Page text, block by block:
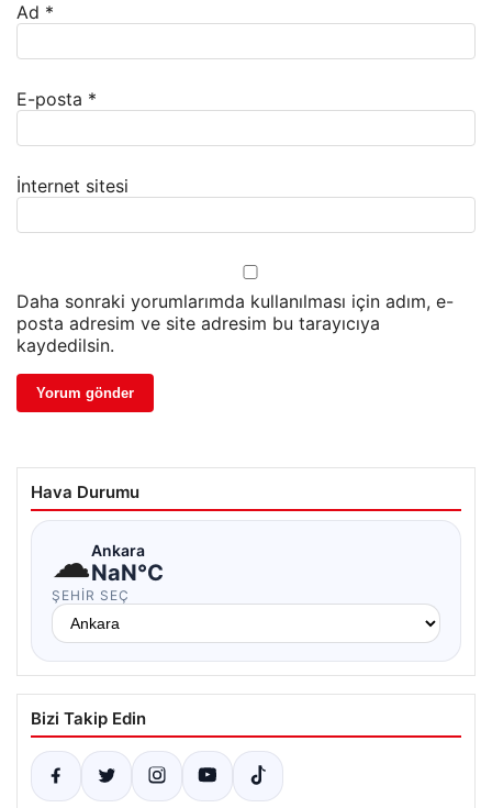
Ad *
E-posta *
İnternet sitesi
Daha sonraki yorumlarımda kullanılması için adım, e-
posta adresim ve site adresim bu tarayıcıya
kaydedilsin.
Hava Durumu
☁Ankara
NaN°C
ŞEHIR SEÇ
Bizi Takip Edin